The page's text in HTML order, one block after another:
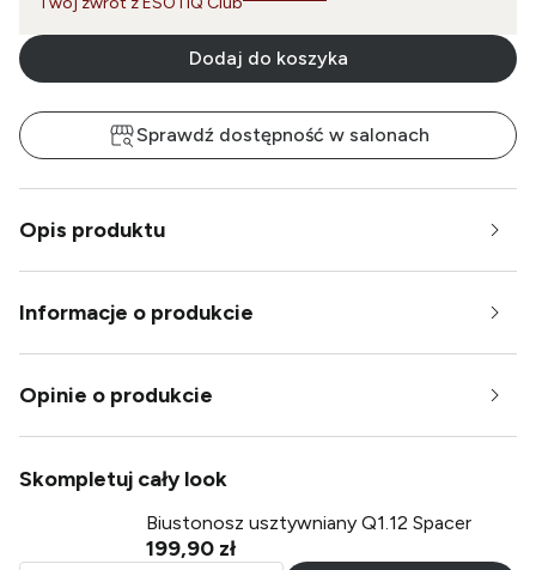
Dodaj do koszyka
Sprawdź dostępność w salonach
Opis produktu
Informacje o produkcie
Opinie o produkcie
Skompletuj cały look
Biustonosz usztywniany Q1.12 Spacer
199,90 zł